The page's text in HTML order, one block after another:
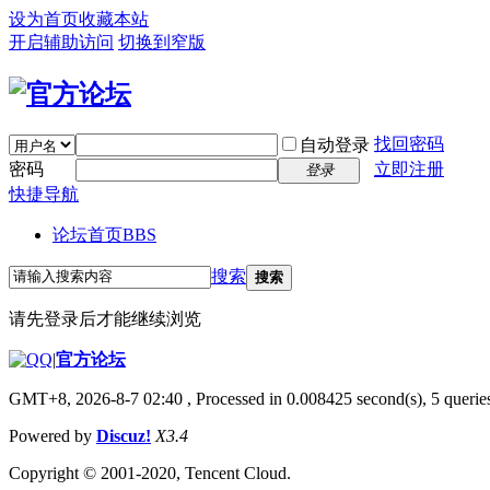
设为首页收藏本站
开启辅助访问 切换到窄版
自动登录 找回密码
密码
登录
立即注册
快捷导航
论坛首页BBS
搜索 搜索
请先登录后才能继续浏览
|官方论坛
GMT+8, 2026-8-7 02:40 , Processed in 0.008425 second(s), 5
Powered by Discuz! X3.4
Copyright © 2001-2020, Tencent Cloud.